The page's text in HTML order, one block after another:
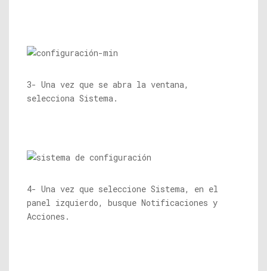
3- Una vez que se abra la ventana,
selecciona Sistema.
4- Una vez que seleccione Sistema, en el
panel izquierdo, busque Notificaciones y
Acciones.